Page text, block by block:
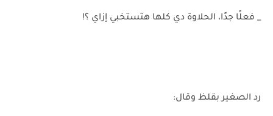
_ فعلًا جدًا، الحلاوة دي كلها هتستخبي إزاي ؟!
رد الصغير بقلظ وقال: